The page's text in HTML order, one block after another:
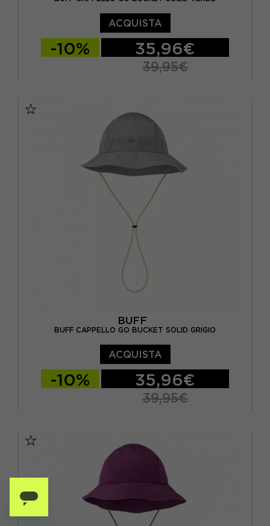
ACQUISTA
-10% 35,96€
39,95€
BUFF
BUFF CAPPELLO GO BUCKET SOLID GRIGIO
ACQUISTA
-10% 35,96€
39,95€